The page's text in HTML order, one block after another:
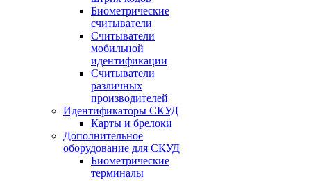
Биометрические
считыватели
Считыватели
мобильной
идентификации
Считыватели
различных
производителей
Идентификаторы СКУД
Карты и брелоки
Дополнительное
оборудование для СКУД
Биометрические
терминалы